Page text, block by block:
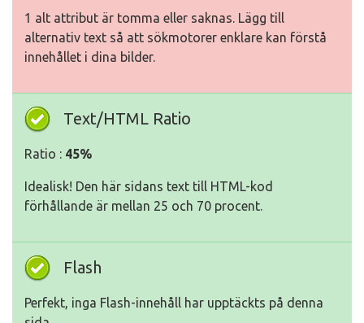
1 alt attribut är tomma eller saknas. Lägg till
alternativ text så att sökmotorer enklare kan förstå
innehållet i dina bilder.
Text/HTML Ratio
Ratio : 45%
Idealisk! Den här sidans text till HTML-kod
förhållande är mellan 25 och 70 procent.
Flash
Perfekt, inga Flash-innehåll har upptäckts på denna